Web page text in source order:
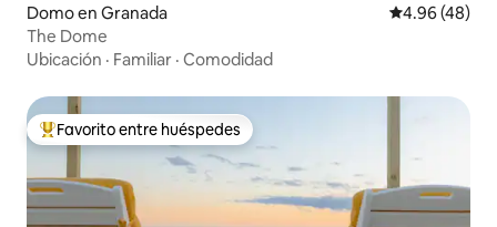
Domo en Granada Calificación
4.96 (48)
The Dome
Ubicación · Familiar · Comodidad
De los mejores en Favorito entre huéspedes
Favorito entre huéspedes